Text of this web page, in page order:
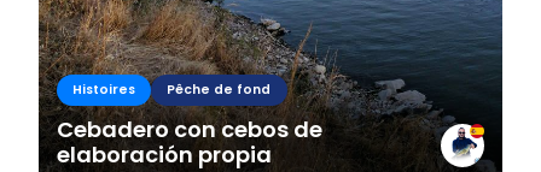
Histoires Pêche de fond
Cebadero con cebos de
elaboración propia